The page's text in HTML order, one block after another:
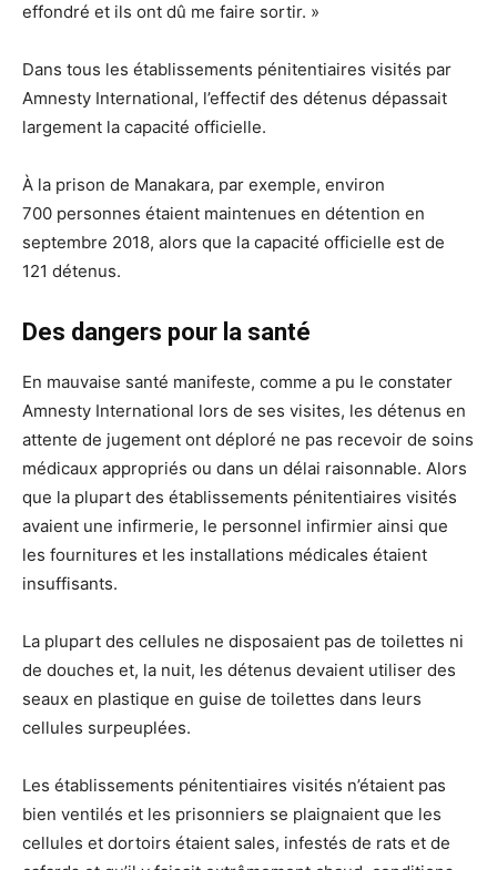
effondré et ils ont dû me faire sortir. »
Dans tous les établissements pénitentiaires visités par
Amnesty International, l’effectif des détenus dépassait
largement la capacité officielle.
À la prison de Manakara, par exemple, environ
700 personnes étaient maintenues en détention en
septembre 2018, alors que la capacité officielle est de
121 détenus.
Des dangers pour la santé
En mauvaise santé manifeste, comme a pu le constater
Amnesty International lors de ses visites, les détenus en
attente de jugement ont déploré ne pas recevoir de soins
médicaux appropriés ou dans un délai raisonnable. Alors
que la plupart des établissements pénitentiaires visités
avaient une infirmerie, le personnel infirmier ainsi que
les fournitures et les installations médicales étaient
insuffisants.
La plupart des cellules ne disposaient pas de toilettes ni
de douches et, la nuit, les détenus devaient utiliser des
seaux en plastique en guise de toilettes dans leurs
cellules surpeuplées.
Les établissements pénitentiaires visités n’étaient pas
bien ventilés et les prisonniers se plaignaient que les
cellules et dortoirs étaient sales, infestés de rats et de